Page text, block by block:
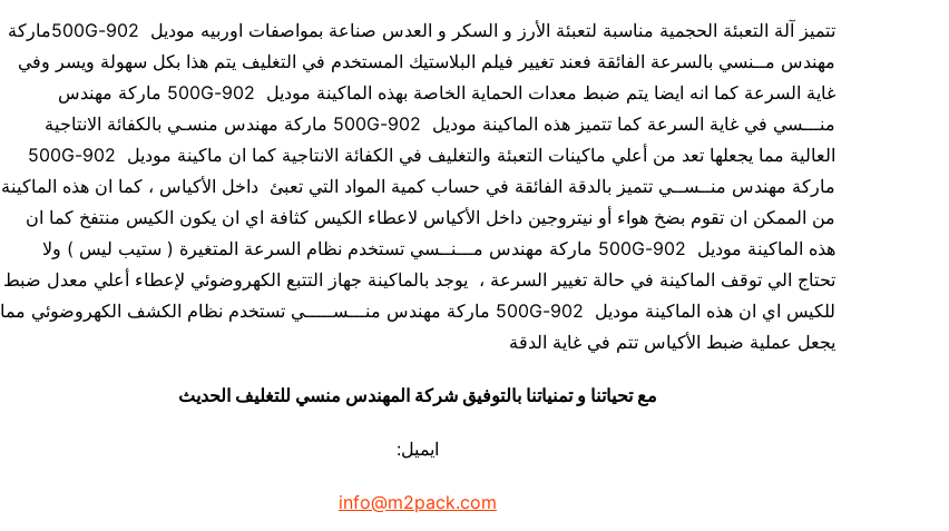
تتميز آلة التعبئة الحجمية مناسبة لتعبئة الأرز و السكر و العدس صناعة بمواصفات اوربيه موديل 902-500Gماركة
مهندس مــنسي بالسرعة الفائقة فعند تغيير فيلم البلاستيك المستخدم في التغليف يتم هذا بكل سهولة ويسر وفي
غاية السرعة كما انه ايضا يتم ضبط معدات الحماية الخاصة بهذه الماكينة موديل 902-500G ماركة مهندس
منـــسي في غاية السرعة كما تتميز هذه الماكينة موديل 902-500G ماركة مهندس منسـي بالكفائة الانتاجية
العالية مما يجعلها تعد من أعلي ماكينات التعبئة والتغليف في الكفائة الانتاجية كما ان ماكينة موديل 902-500G
ماركة مهندس منــســي تتميز بالدقة الفائقة في حساب كمية المواد التي تعبئ داخل الأكياس ، كما ان هذه الماكينة
من الممكن ان تقوم بضخ هواء أو نيتروجين داخل الأكياس لاعطاء الكيس كثافة اي ان يكون الكيس منتفخ كما ان
هذه الماكينة موديل 902-500G ماركة مهندس مـــنــسي تستخدم نظام السرعة المتغيرة ( ستيب ليس ) ولا
تحتاج الي توقف الماكينة في حالة تغيير السرعة ، يوجد بالماكينة جهاز التتبع الكهروضوئي لإعطاء أعلي معدل ضبط
للكيس اي ان هذه الماكينة موديل 902-500G ماركة مهندس منـــســـــي تستخدم نظام الكشف الكهروضوئي مما
يجعل عملية ضبط الأكياس تتم في غاية الدقة
مع تحياتنا و تمنياتنا بالتوفيق شركة المهندس منسي للتغليف الحديث
ايميل:
info@m2pack.com